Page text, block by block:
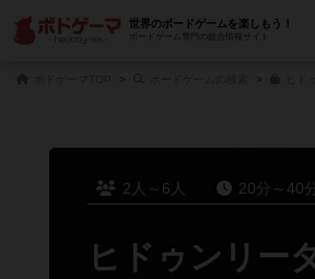
世界のボードゲームを楽しもう！
ボードゲーム専門の総合情報サイト
2人～6人 20分～40
ヒドゥンリー